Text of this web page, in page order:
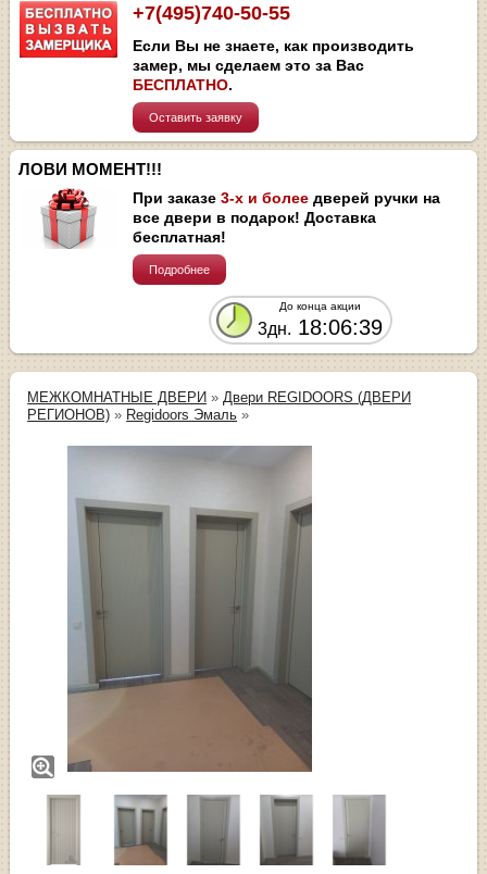
+7(495)740-50-55
Если Вы не знаете, как производить
замер, мы сделаем это за Вас
БЕСПЛАТНО.
Оставить заявку
ЛОВИ МОМЕНТ!!!
При заказе3-х и более дверей ручки на
все двери в подарок! Доставка
бесплатная!
Подробнее
До конца акции
3дн. 18:06:39
МЕЖКОМНАТНЫЕ ДВЕРИ » Двери REGIDOORS (ДВЕРИ
РЕГИОНОВ) » Regidoors Эмаль »